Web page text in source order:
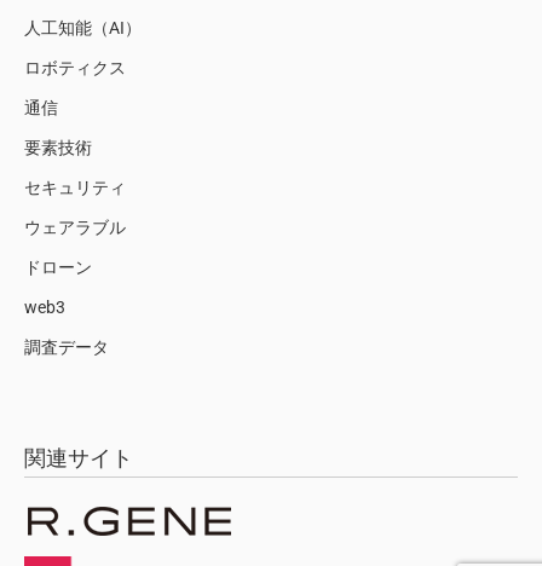
人工知能（AI）
ロボティクス
通信
要素技術
セキュリティ
ウェアラブル
ドローン
web3
調査データ
関連サイト